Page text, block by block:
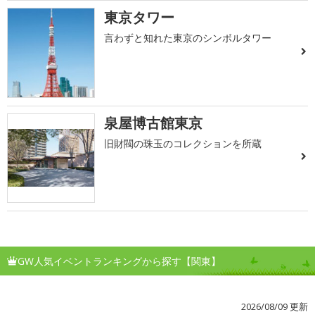
東京タワー
言わずと知れた東京のシンボルタワー
泉屋博古館東京
旧財閥の珠玉のコレクションを所蔵
GW人気イベントランキングから探す【関東】
2026/08/09 更新